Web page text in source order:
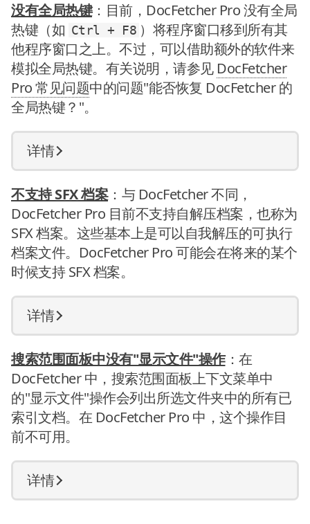
没有全局热键：目前，DocFetcher Pro 没有全局
热键（如 Ctrl + F8 ）将程序窗口移到所有其
他程序窗口之上。不过，可以借助额外的软件来
模拟全局热键。有关说明，请参见 DocFetcher
Pro 常见问题中的问题"能否恢复 DocFetcher 的
全局热键？"。
详情
不支持 SFX 档案：与 DocFetcher 不同，
DocFetcher Pro 目前不支持自解压档案，也称为
SFX 档案。这些基本上是可以自我解压的可执行
档案文件。DocFetcher Pro 可能会在将来的某个
时候支持 SFX 档案。
详情
搜索范围面板中没有"显示文件"操作：在
DocFetcher 中，搜索范围面板上下文菜单中
的"显示文件"操作会列出所选文件夹中的所有已
索引文档。在 DocFetcher Pro 中，这个操作目
前不可用。
详情